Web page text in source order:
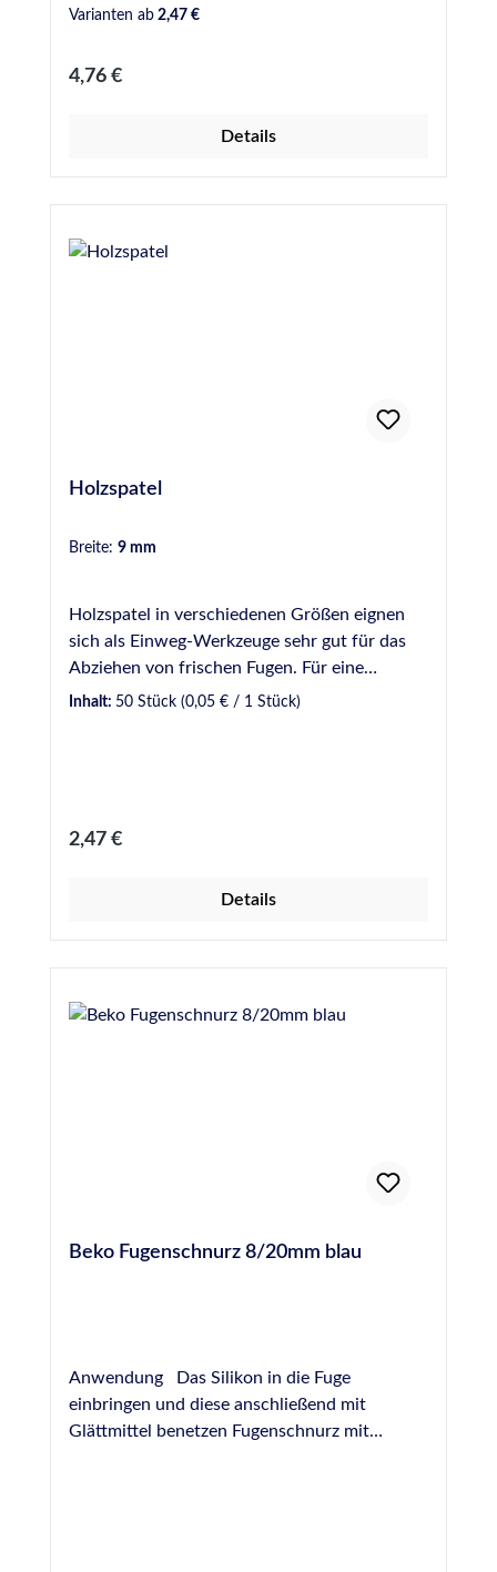
mm - Gebinde zu 50 Stück 16 mm - Gebinde
20 mm - Gebinde zu 100 Stück 16 mm Griff
geschwungen - Gebinde zu 50 Stück
Varianten ab 2,47 €
Regulärer Preis:
4,76 €
Details
Holzspatel
Breite: 9 mm
Holzspatel in verschiedenen Größen eignen
sich als Einweg-Werkzeuge sehr gut für das
Abziehen von frischen Fugen. Für eine
gleichmäßige und optisch ansprechende Fuge
20 mm - Gebinde zu 100 Stück 16 mm Griff
geschwungen - Gebinde zu 50 Stück
Inhalt: 50 Stück (0,05 € / 1 Stück)
Regulärer Preis:
2,47 €
Details
Beko Fugenschnurz 8/20mm blau
Anwendung Das Silikon in die Fuge
einbringen und diese anschließend mit
Glättmittel benetzen Fugenschnurz mit